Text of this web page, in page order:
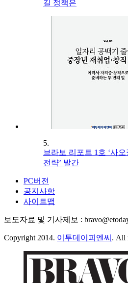
길 정책은
5.
브라보 리포트 1호 ‘사
전략’ 발간
PC버전
공지사항
사이트맵
보도자료 및 기사제보 :
Copyright 2014. 이투데이피엔씨 . All